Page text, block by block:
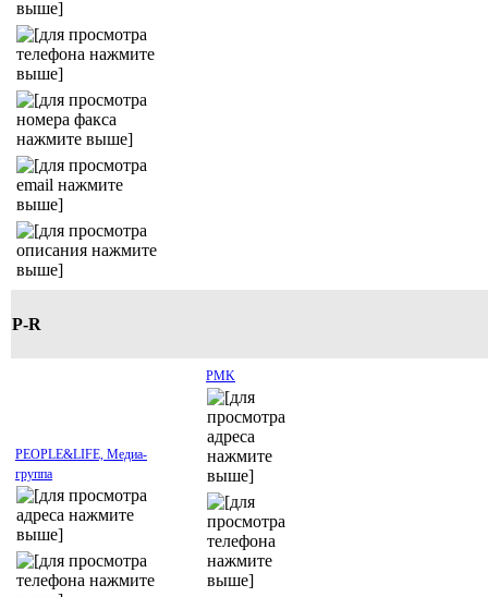
P-R
PEOPLE&LIFE, Медиа-
группа
PMK